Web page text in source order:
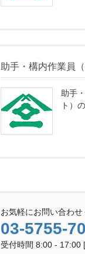
助手・構内作業員
助手
ト）
お気軽にお問い合わせ
03-5755-
受付時間 8:00 - 17:00